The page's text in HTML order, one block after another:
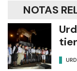
NOTAS